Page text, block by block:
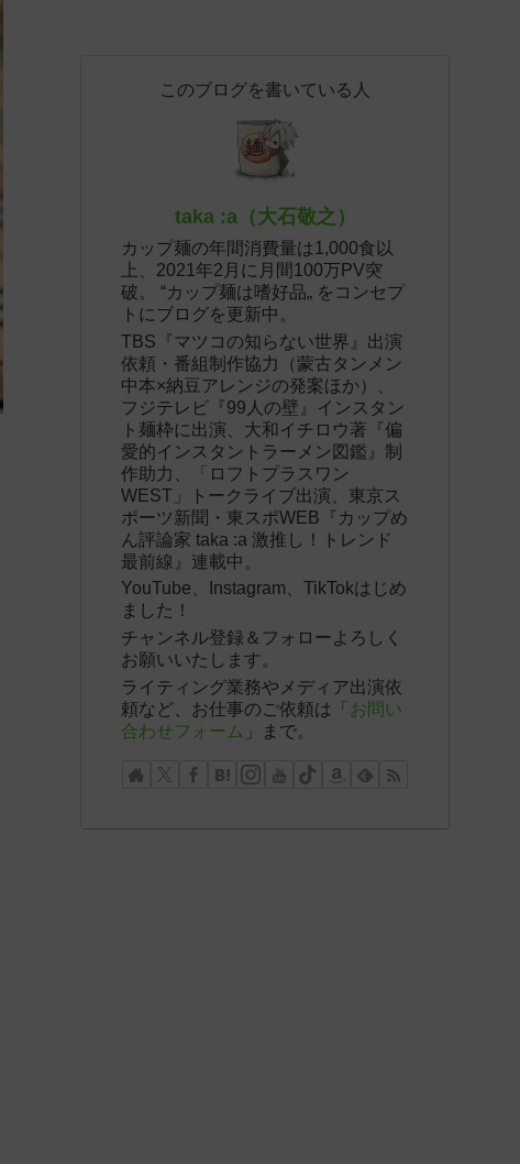
このブログを書いている人
taka :a（大石敬之）
カップ麺の年間消費量は1,000食以
上、2021年2月に月間100万PV突
破。 “カップ麺は嗜好品„ をコンセプ
トにブログを更新中。
TBS『マツコの知らない世界』出演
依頼・番組制作協力（蒙古タンメン
中本×納豆アレンジの発案ほか）、
フジテレビ『99人の壁』インスタン
ト麺枠に出演、大和イチロウ著『偏
愛的インスタントラーメン図鑑』制
作助力、「ロフトプラスワン
WEST」トークライブ出演、東京ス
ポーツ新聞・東スポWEB『カップめ
ん評論家 taka :a 激推し！トレンド
最前線』連載中。
YouTube、Instagram、TikTokはじめ
ました！
チャンネル登録＆フォローよろしく
お願いいたします。
ライティング業務やメディア出演依
頼など、お仕事のご依頼は「 お問い
合わせフォーム 」まで。